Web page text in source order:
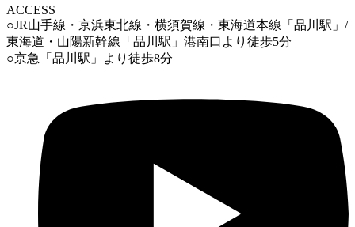
ACCESS
○JR山手線・京浜東北線・横須賀線・東海道本線「品川駅」/
東海道・山陽新幹線「品川駅」港南口より徒歩5分
○京急「品川駅」より徒歩8分